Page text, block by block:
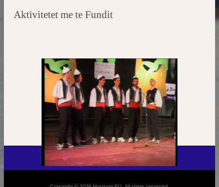
Aktivitetet me te Fundit